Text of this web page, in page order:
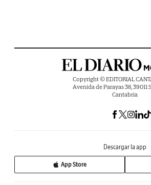
Copyright © EDITORIAL
Avenida de Parayas 38, 39011
Cantabria
Descargar la app
App Store